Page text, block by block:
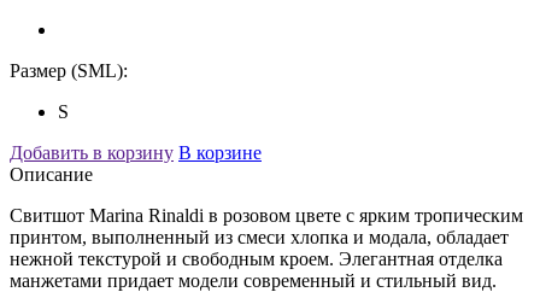
Размер (SML):
S
Добавить в корзину В корзине
Описание
Свитшот Marina Rinaldi в розовом цвете с ярким тропическим
принтом, выполненный из смеси хлопка и модала, обладает
нежной текстурой и свободным кроем. Элегантная отделка
манжетами придает модели современный и стильный вид.